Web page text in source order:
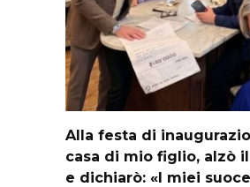
Alla festa di
casa di mio figlio, alzò
e dichiarò: «I miei